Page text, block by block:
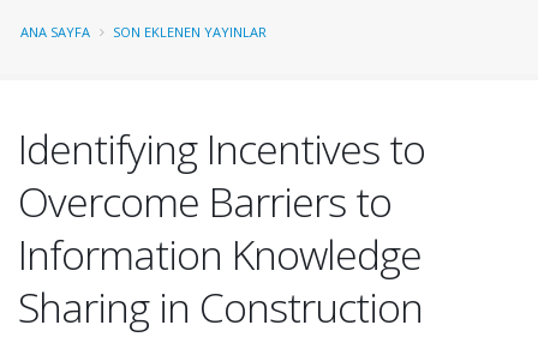
ANA SAYFA SON EKLENEN YAYINLAR
Identifying Incentives to
Overcome Barriers to
Information Knowledge
Sharing in Construction